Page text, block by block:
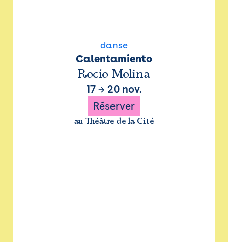
danse
Calentamiento
Rocío Molina
17→ 20 nov.
Réserver
au Théâtre de la Cité